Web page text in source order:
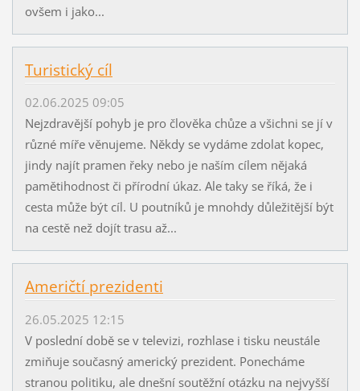
ovšem i jako...
Turistický cíl
02.06.2025 09:05
Nejzdravější pohyb je pro člověka chůze a všichni se jí v
různé míře věnujeme. Někdy se vydáme zdolat kopec,
jindy najít pramen řeky nebo je naším cílem nějaká
pamětihodnost či přírodní úkaz. Ale taky se říká, že i
cesta může být cíl. U poutníků je mnohdy důležitější být
na cestě než dojít trasu až...
Američtí prezidenti
26.05.2025 12:15
V poslední době se v televizi, rozhlase i tisku neustále
zmiňuje současný americký prezident. Ponecháme
stranou politiku, ale dnešní soutěžní otázku na nejvyšší